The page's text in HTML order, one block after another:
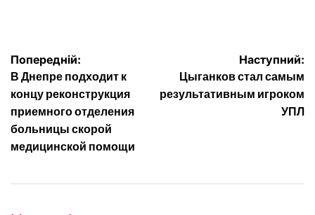
Навігація
записів
Попередній:
В Днепре подходит к
концу реконструкция
приемного отделения
больницы скорой
медицинской помощи
Наступний:
Цыганков стал самым
результативным игроком
УПЛ